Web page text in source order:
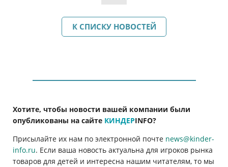
К СПИСКУ НОВОСТЕЙ
Хотите, чтобы новости вашей компании были
опубликованы на сайте КИНДЕРINFO?
Присылайте их нам по электронной почте news@kinder-
info.ru. Если ваша новость актуальна для игроков рынка
товаров для детей и интересна нашим читателям, то мы